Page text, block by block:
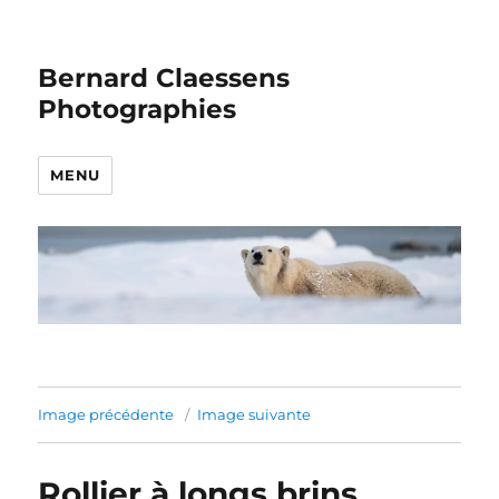
Bernard Claessens
Photographies
MENU
Image précédente Image suivante